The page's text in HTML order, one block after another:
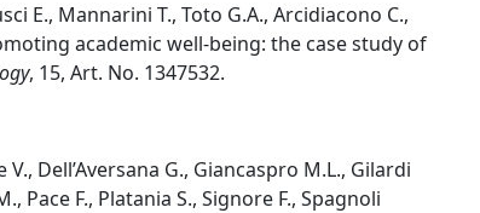
E., Mannarini T., Toto G.A., Arcidiacono C.,
academic well-being: the case study of
, 15, Art. No. 1347532.
Dell’Aversana G., Giancaspro M.L., Gilardi
Pace F., Platania S., Signore F., Spagnoli